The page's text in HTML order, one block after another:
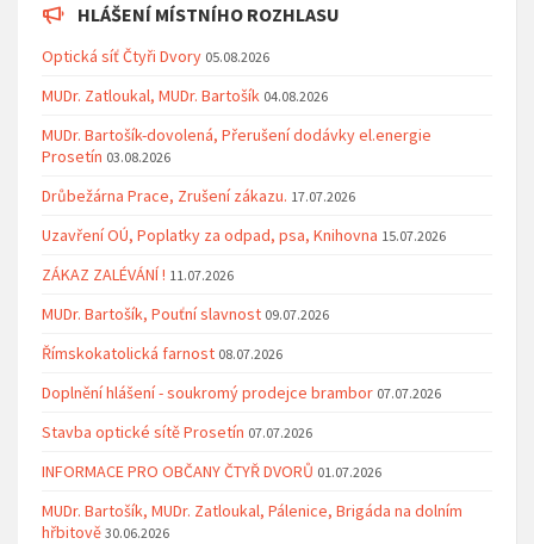
HLÁŠENÍ MÍSTNÍHO ROZHLASU
Optická síť Čtyři Dvory 05.08.2026
MUDr. Zatloukal, MUDr. Bartošík 04.08.2026
MUDr. Bartošík-dovolená, Přerušení dodávky el.energie
Prosetín 03.08.2026
Drůbežárna Prace, Zrušení zákazu. 17.07.2026
Uzavření OÚ, Poplatky za odpad, psa, Knihovna 15.07.2026
ZÁKAZ ZALÉVÁNÍ ! 11.07.2026
MUDr. Bartošík, Pouťní slavnost 09.07.2026
Římskokatolická farnost 08.07.2026
Doplnění hlášení - soukromý prodejce brambor 07.07.2026
Stavba optické sítě Prosetín 07.07.2026
INFORMACE PRO OBČANY ČTYŘ DVORŮ 01.07.2026
MUDr. Bartošík, MUDr. Zatloukal, Pálenice, Brigáda na dolním
hřbitově 30.06.2026